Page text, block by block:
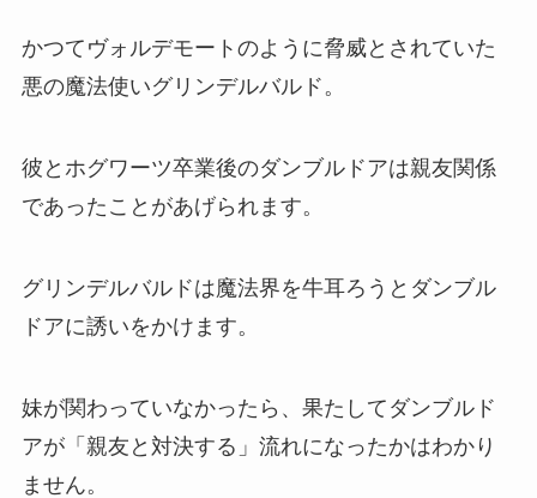
かつてヴォルデモートのように脅威とされていた
悪の魔法使いグリンデルバルド。
彼とホグワーツ卒業後のダンブルドアは親友関係
であったことがあげられます。
グリンデルバルドは魔法界を牛耳ろうとダンブル
ドアに誘いをかけます。
妹が関わっていなかったら、果たしてダンブルド
アが「親友と対決する」流れになったかはわかり
ません。